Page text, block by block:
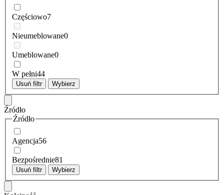
Częściowo7
Nieumeblowane0
Umeblowane0
W pełni44
Usuń filtr Wybierz
Źródło
Źródło
Agencja56
Bezpośrednie81
Usuń filtr Wybierz